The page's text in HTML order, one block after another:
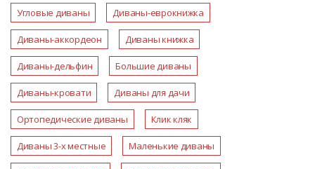
Угловые диваны Диваны-еврокнижка
Диваны-аккордеон Диваны книжка
Диваны-дельфин Большие диваны
Диваны-кровати Диваны для дачи
Ортопедические диваны Клик кляк
Диваны 3-х местные Маленькие диваны